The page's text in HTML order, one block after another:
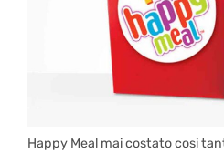
Happy Meal mai costato cosi